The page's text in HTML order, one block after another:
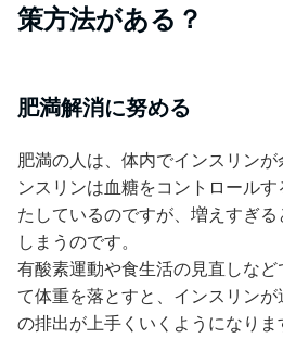
策方法がある？
肥満解消に努める
肥満の人は、体内でインスリン
ンスリンは血糖をコントロール
たしているのですが、増えすぎ
しまうのです。
有酸素運動や食生活の見直しな
て体重を落とすと、インスリン
の排出が上手くいくようになり